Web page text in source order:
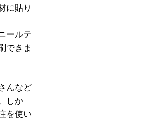
に貼り
ールテ
できま
んなど
しか
を使い